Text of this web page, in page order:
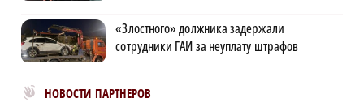
«Злостного» должника задержали
сотрудники ГАИ за неуплату штрафов
НОВОСТИ ПАРТНЕРОВ
Новости МирТесен